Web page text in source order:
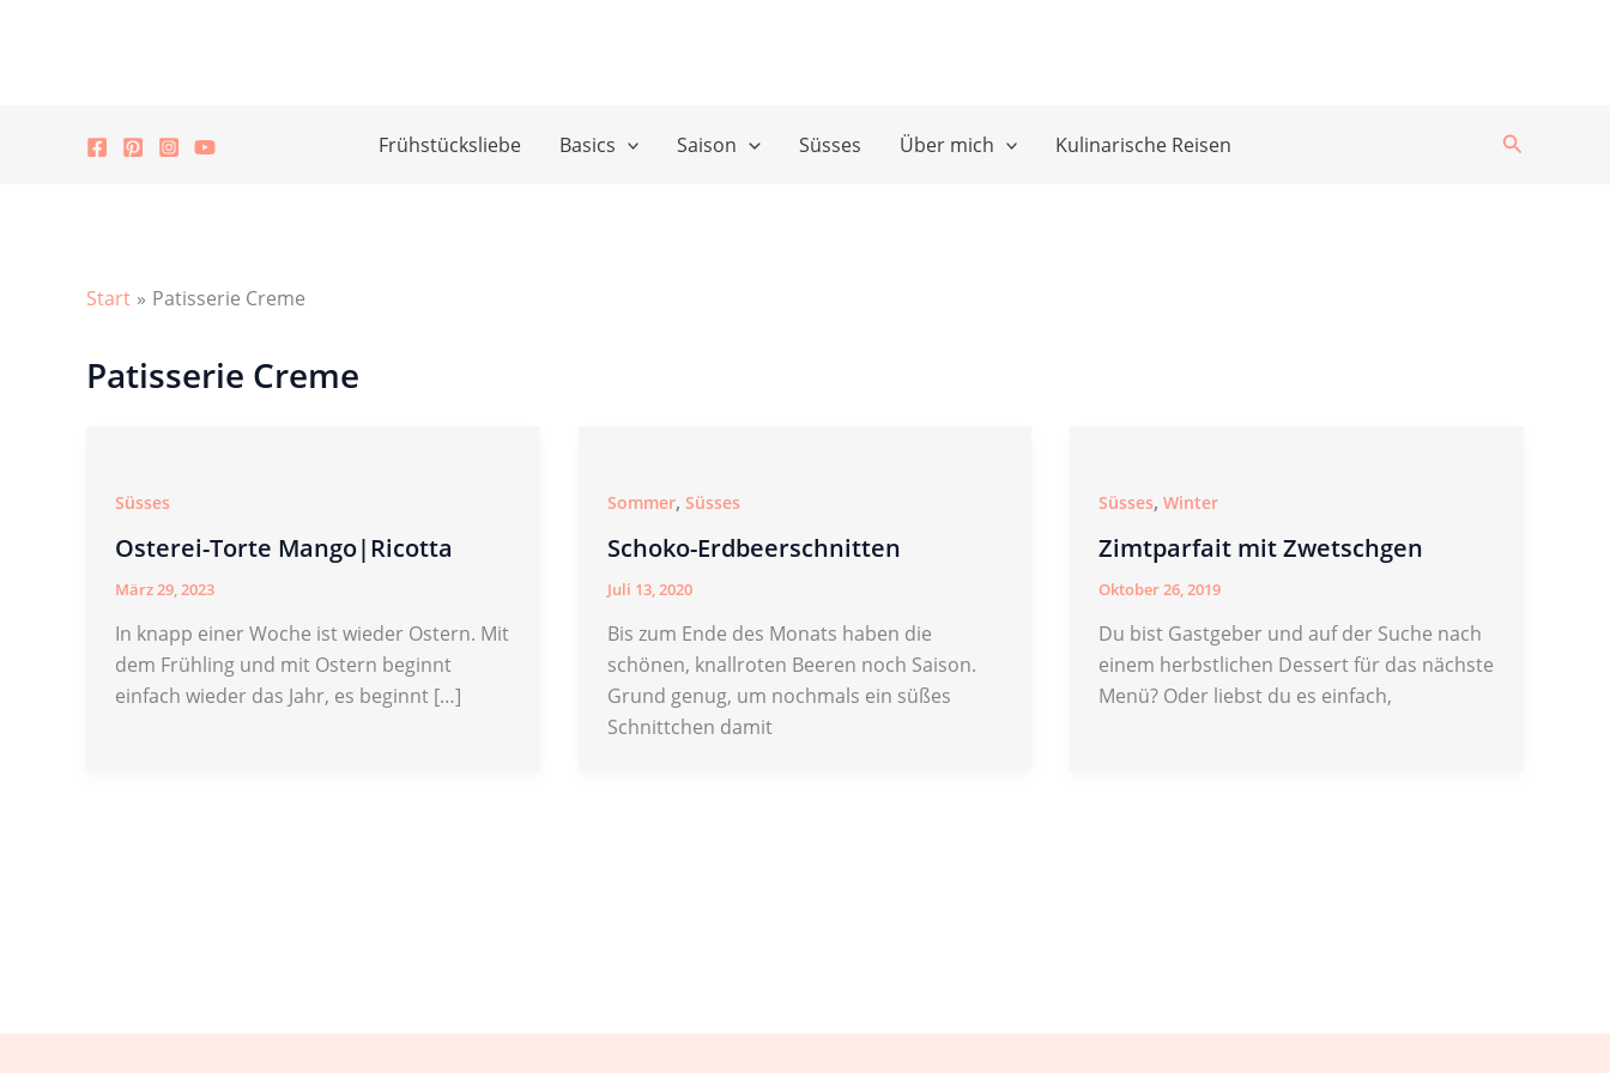
Frühstücksliebe Basics Saison Süsses Über mich Kulinarische Reisen Suchen
Start Patisserie Creme
Patisserie Creme
Süsses
Osterei-Torte Mango|Ricotta
März 29, 2023
In knapp einer Woche ist wieder Ostern. Mit
dem Frühling und mit Ostern beginnt
einfach wieder das Jahr, es beginnt […]
Sommer, Süsses
Schoko-Erdbeerschnitten
Juli 13, 2020
Bis zum Ende des Monats haben die
schönen, knallroten Beeren noch Saison.
Grund genug, um nochmals ein süßes
Schnittchen damit
Süsses,Winter
Zimtparfait mit Zwetschgen
Oktober 26, 2019
Du bist Gastgeber und auf der Suche nach
einem herbstlichen Dessert für das nächste
Menü? Oder liebst du es einfach,